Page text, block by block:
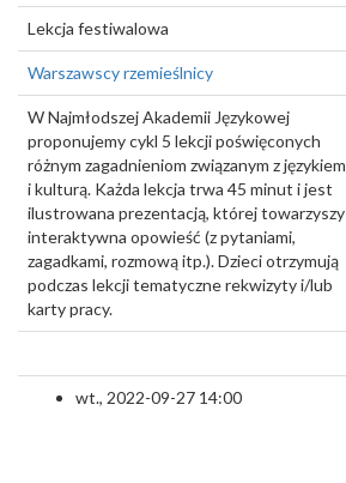
Lekcja festiwalowa
Warszawscy rzemieślnicy
W Najmłodszej Akademii Językowej
proponujemy cykl 5 lekcji poświęconych
różnym zagadnieniom związanym z językiem
i kulturą. Każda lekcja trwa 45 minut i jest
ilustrowana prezentacją, której towarzyszy
interaktywna opowieść (z pytaniami,
zagadkami, rozmową itp.). Dzieci otrzymują
podczas lekcji tematyczne rekwizyty i/lub
karty pracy.
wt., 2022-09-27 14:00